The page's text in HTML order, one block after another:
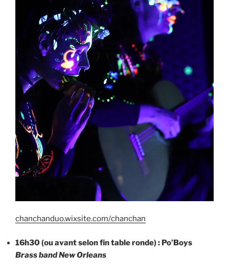
chanchanduo.wixsite.com/chanchan
16h30 (ou avant selon fin table ronde) : Po’Boys
Brass band New Orleans